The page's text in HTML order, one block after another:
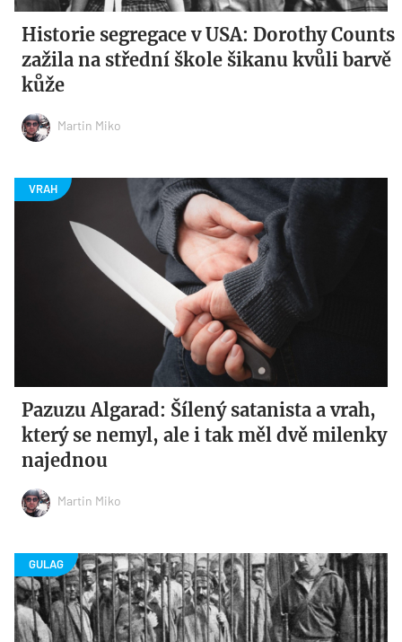
Historie segregace v USA: Dorothy Counts
zažila na střední škole šikanu kvůli barvě
kůže
Martin Miko
Pazuzu Algarad: Šílený satanista a vrah,
který se nemyl, ale i tak měl dvě milenky
najednou
Martin Miko